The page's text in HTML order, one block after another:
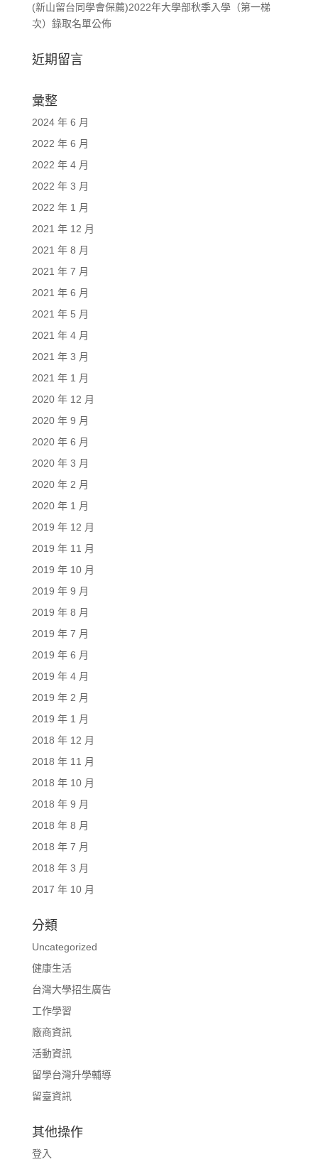
(新山留台同學會保薦)2022年大學部秋季入學（第一梯
次）錄取名單公佈
近期留言
彙整
2024 年 6 月
2022 年 6 月
2022 年 4 月
2022 年 3 月
2022 年 1 月
2021 年 12 月
2021 年 8 月
2021 年 7 月
2021 年 6 月
2021 年 5 月
2021 年 4 月
2021 年 3 月
2021 年 1 月
2020 年 12 月
2020 年 9 月
2020 年 6 月
2020 年 3 月
2020 年 2 月
2020 年 1 月
2019 年 12 月
2019 年 11 月
2019 年 10 月
2019 年 9 月
2019 年 8 月
2019 年 7 月
2019 年 6 月
2019 年 4 月
2019 年 2 月
2019 年 1 月
2018 年 12 月
2018 年 11 月
2018 年 10 月
2018 年 9 月
2018 年 8 月
2018 年 7 月
2018 年 3 月
2017 年 10 月
分類
Uncategorized
健康生活
台灣大學招生廣告
工作學習
廠商資訊
活動資訊
留學台灣升學輔導
留臺資訊
其他操作
登入